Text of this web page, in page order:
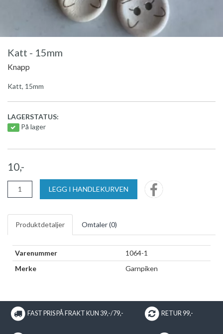
Katt - 15mm
Knapp
Katt, 15mm
LAGERSTATUS:
På lager
10,-
LEGG I HANDLEKURVEN
Produktdetaljer Omtaler (0)
Varenummer
1064-1
Merke
Garnpiken
FAST PRIS PÅ FRAKT KUN 39,-/79,- RETUR 99,-